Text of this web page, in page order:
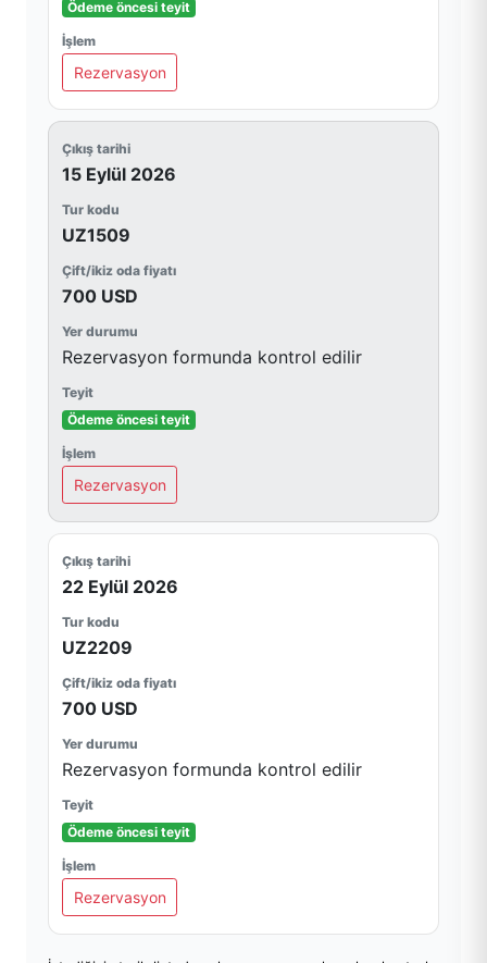
Ödeme öncesi teyit
Rezervasyon
15 Eylül 2026
UZ1509
700 USD
Rezervasyon formunda kontrol edilir
Ödeme öncesi teyit
Rezervasyon
22 Eylül 2026
UZ2209
700 USD
Rezervasyon formunda kontrol edilir
Ödeme öncesi teyit
Rezervasyon